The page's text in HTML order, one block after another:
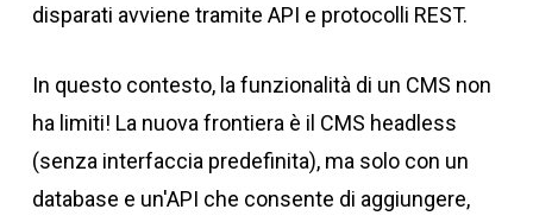
disparati avviene tramite API e protocolli REST.
In questo contesto, la funzionalità di un CMS non
ha limiti! La nuova frontiera è il CMS headless
(senza interfaccia predefinita), ma solo con un
database e un'API che consente di aggiungere,